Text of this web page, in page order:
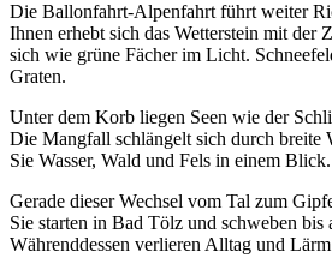
Die Ballonfahrt-Alpenfahrt führt weiter
Ihnen erhebt sich das Wetterstein mit der
sich wie grüne Fächer im Licht.
Graten.
Unter dem Korb liegen Seen wie der
Die Mangfall schlängelt sich durch breite
Sie Wasser, Wald und Fels in einem Blick.
Gerade dieser Wechsel vom Tal zum
Sie starten in Bad Tölz und schweben bis
Währenddessen verlieren Alltag und